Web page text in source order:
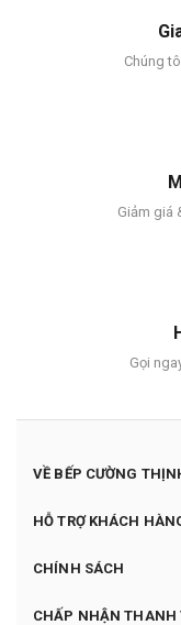
Chúng
Giảm giá
Gọi
VỀ BẾP CƯỜNG
HỖ TRỢ KHÁCH
CHÍNH SÁCH
CHẤP NHẬN THANH